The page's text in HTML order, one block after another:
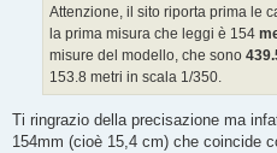
Attenzione, il sito riporta prima le
la prima misura che leggi è 154
misure del modello, che sono
153.8 metri in scala 1/350.
Ti ringrazio della precisazione ma
154mm (cioè 15,4 cm) che coincide